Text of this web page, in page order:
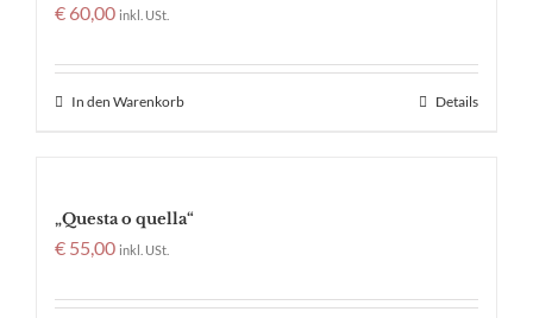
€ 60,00 inkl. USt.
In den Warenkorb Details
„Questa o quella“
€ 55,00 inkl. USt.